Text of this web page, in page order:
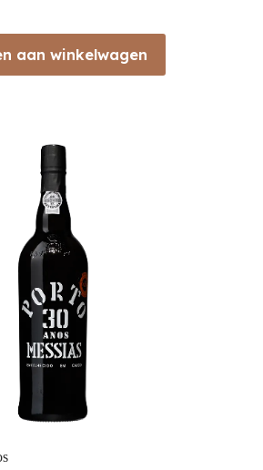
aan winkelwagen